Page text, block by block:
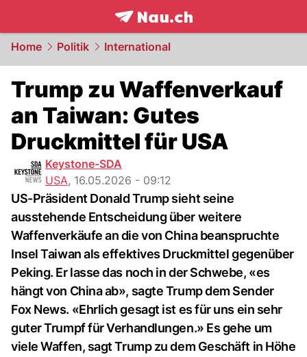
frontpage.NAU.ch
Home Politik International
Trump zu Waffenverkauf
an Taiwan: Gutes
Druckmittel für USA
Keystone-SDA
USA, 16.05.2026 - 09:12
US-Präsident Donald Trump sieht seine
ausstehende Entscheidung über weitere
Waffenverkäufe an die von China beanspruchte
Insel Taiwan als effektives Druckmittel gegenüber
Peking. Er lasse das noch in der Schwebe, «es
hängt von China ab», sagte Trump dem Sender
Fox News. «Ehrlich gesagt ist es für uns ein sehr
guter Trumpf für Verhandlungen.» Es gehe um
viele Waffen, sagt Trump zu dem Geschäft in Höhe